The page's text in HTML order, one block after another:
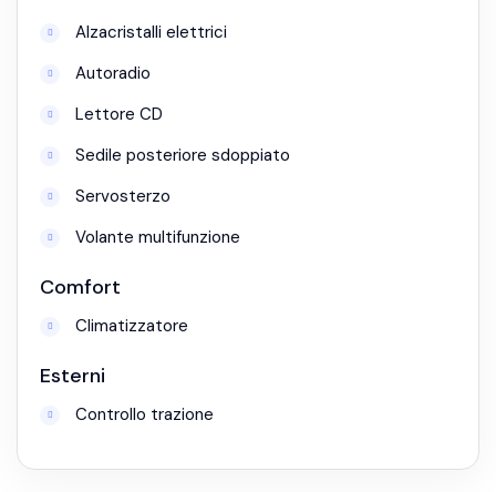
Alzacristalli elettrici
Autoradio
Lettore CD
Sedile posteriore sdoppiato
Servosterzo
Volante multifunzione
Comfort
Climatizzatore
Esterni
Controllo trazione